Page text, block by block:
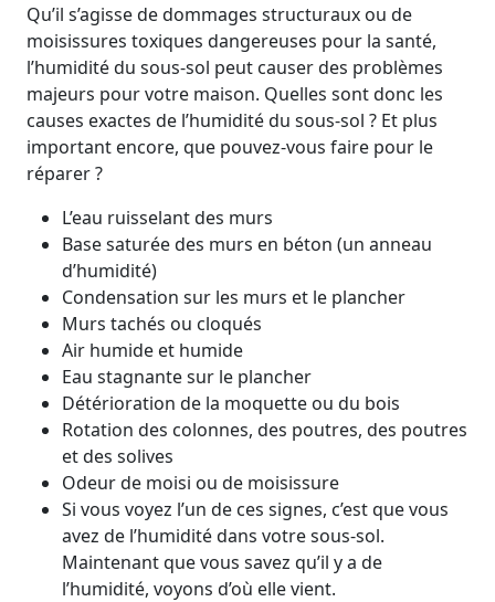
Qu’il s’agisse de dommages structuraux ou de
moisissures toxiques dangereuses pour la santé,
l’humidité du sous-sol peut causer des problèmes
majeurs pour votre maison. Quelles sont donc les
causes exactes de l’humidité du sous-sol ? Et plus
important encore, que pouvez-vous faire pour le
réparer ?
L’eau ruisselant des murs
Base saturée des murs en béton (un anneau
d’humidité)
Condensation sur les murs et le plancher
Murs tachés ou cloqués
Air humide et humide
Eau stagnante sur le plancher
Détérioration de la moquette ou du bois
Rotation des colonnes, des poutres, des poutres
et des solives
Odeur de moisi ou de moisissure
Si vous voyez l’un de ces signes, c’est que vous
avez de l’humidité dans votre sous-sol.
Maintenant que vous savez qu’il y a de
l’humidité, voyons d’où elle vient.